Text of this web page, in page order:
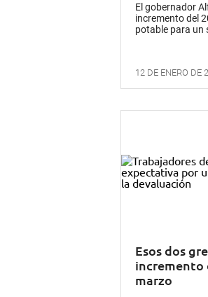
El gobernador
incremento del
potable para un
12 DE ENERO DE
Esos dos
incremento
marzo